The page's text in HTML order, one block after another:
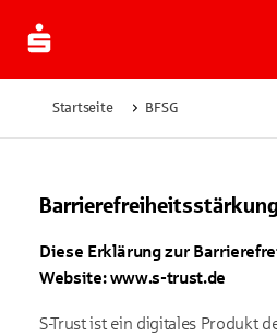
Startseite BFSG
Diese Erklärung zur
Website: www.s-trust.de
S-Trust ist ein digitales Produkt